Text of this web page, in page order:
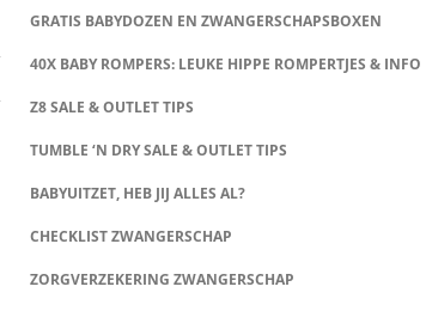
GRATIS BABYDOZEN EN ZWANGERSCHAPSBOXEN
40X BABY ROMPERS: LEUKE HIPPE ROMPERTJES & INFO
Z8 SALE & OUTLET TIPS
TUMBLE ‘N DRY SALE & OUTLET TIPS
BABYUITZET, HEB JIJ ALLES AL?
CHECKLIST ZWANGERSCHAP
ZORGVERZEKERING ZWANGERSCHAP